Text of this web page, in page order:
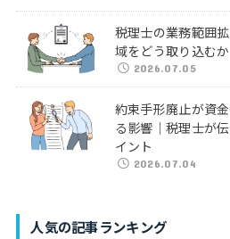
税理士の業務範囲
域をどう取り込むか
2026.07.05
約束手形廃止が資
る影響｜税理士が
イント
2026.07.04
人気の記事ランキング